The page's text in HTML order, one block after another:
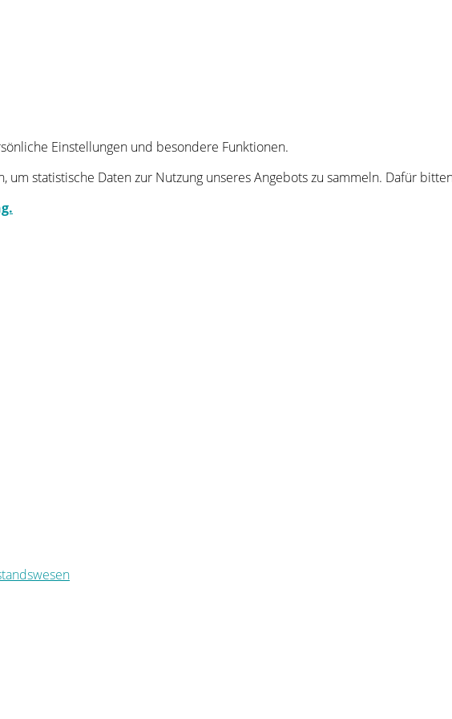
Einstellungen und besondere Funktionen.
statistische Daten zur Nutzung unseres Angebots zu sammeln. Dafür
Zustellungen